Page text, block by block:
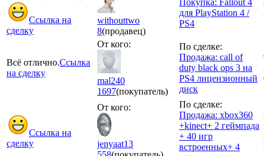
Ссылка на
сделку
withouttwo
8(продавец)
для PlayStation 4 /
PS4
Всё отлично.Ссылка
на сделку
От кого:
mal240
1697(покупатель)
По сделке:
Продажа: call of
duty black ops 3 на
PS4 лицензионный
диск
Ссылка на
сделку
От кого:
jenyaat13
По сделке:
Продажа: xbox360
+kinect+ 2 геймпада
+ 40 игр
встроенных+ 4